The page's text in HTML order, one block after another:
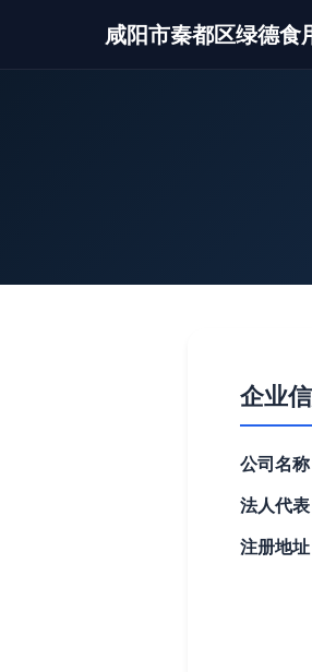
咸阳市秦都区绿德食
企业
公司名称
法人代表
注册地址